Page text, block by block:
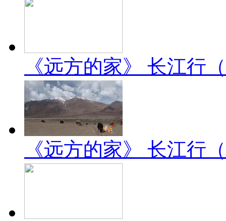
《远方的家》 长江行
《远方的家》 长江行